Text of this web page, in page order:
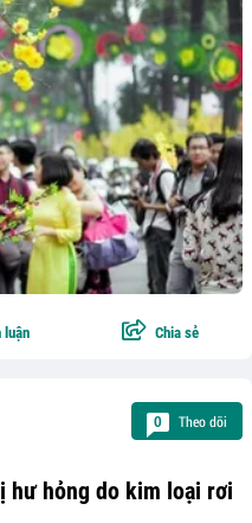
luận Chia sẻ
0 Theo dõi
hư hỏng do kim loại rơi